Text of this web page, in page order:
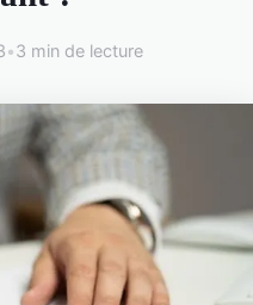
•3 min de lecture